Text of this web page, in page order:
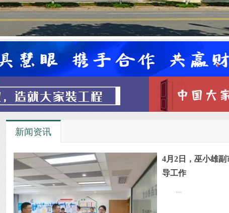
新闻资讯
4月2日，巫小雄
导工作